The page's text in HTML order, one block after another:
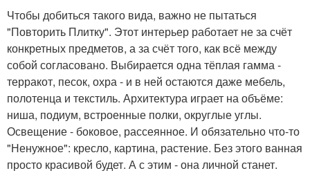
Чтобы добиться такого вида, важно не пытаться
"Повторить Плитку". Этот интерьер работает не за счёт
конкретных предметов, а за счёт того, как всё между
собой согласовано. Выбирается одна тёплая гамма -
терракот, песок, охра - и в ней остаются даже мебель,
полотенца и текстиль. Архитектура играет на объёме:
ниша, подиум, встроенные полки, округлые углы.
Освещение - боковое, рассеянное. И обязательно что-то
"Ненужное": кресло, картина, растение. Без этого ванная
просто красивой будет. А с этим - она личной станет.